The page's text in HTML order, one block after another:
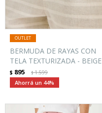
BERMUDA DE RAYAS CON
TELA TEXTURIZADA - BEIGE
$ 895 $1.599
44